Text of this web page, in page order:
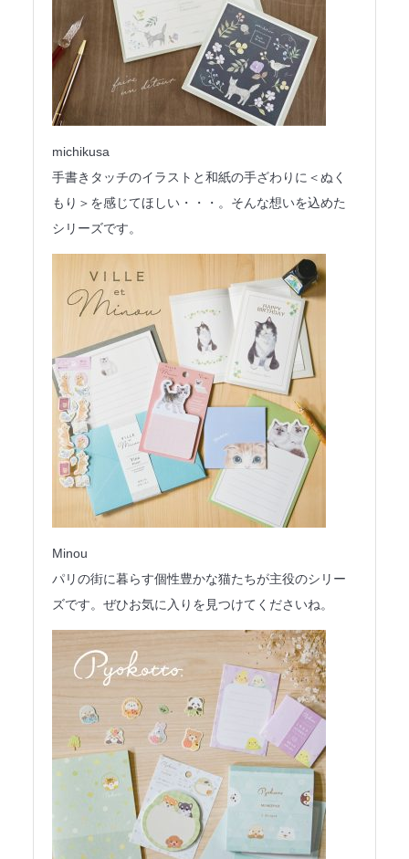
michikusa
手書きタッチのイラストと和紙の手ざわりに＜ぬく
もり＞を感じてほしい・・・。そんな想いを込めた
シリーズです。
Minou
パリの街に暮らす個性豊かな猫たちが主役のシリー
ズです。ぜひお気に入りを見つけてくださいね。